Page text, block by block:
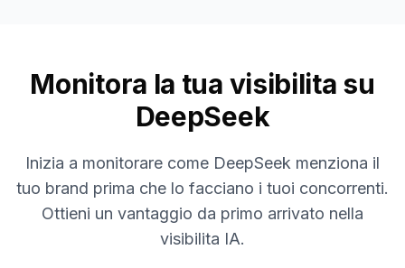
Monitora la tua visibilita su
DeepSeek
Inizia a monitorare come DeepSeek menziona il
tuo brand prima che lo facciano i tuoi concorrenti.
Ottieni un vantaggio da primo arrivato nella
visibilita IA.